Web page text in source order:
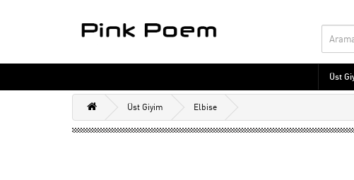
Üst
Üst Giyim Elbise